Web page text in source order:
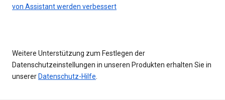
von Assistant werden verbessert
Weitere Unterstützung zum Festlegen der
Datenschutzeinstellungen in unseren Produkten erhalten Sie in
unserer Datenschutz-Hilfe.